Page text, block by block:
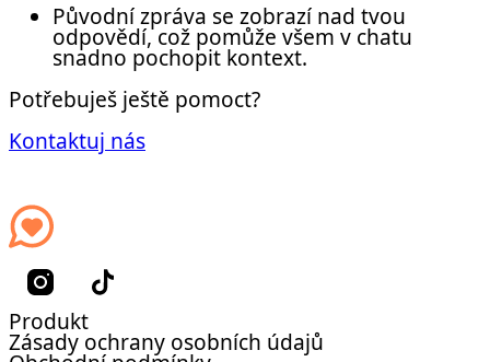
Původní zpráva se zobrazí nad tvou
odpovědí, což pomůže všem v chatu
snadno pochopit kontext.
Potřebuješ ještě pomoct?
Kontaktuj nás
Produkt
Zásady ochrany osobních údajů